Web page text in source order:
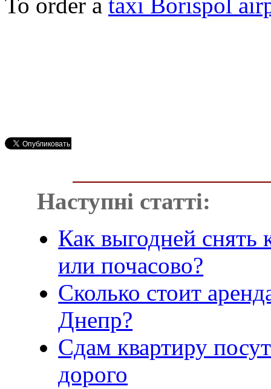
To order a taxi Borispol
Наступні статті:
Как выгодней снять
или почасово?
Сколько стоит
Днепр?
Сдам квартиру
дорого